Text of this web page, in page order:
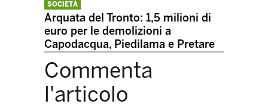
SOCIETÀ
Arquata del Tronto: 1,5 milioni di
euro per le demolizioni a
Capodacqua, Piedilama e Pretare
Commenta
l'articolo